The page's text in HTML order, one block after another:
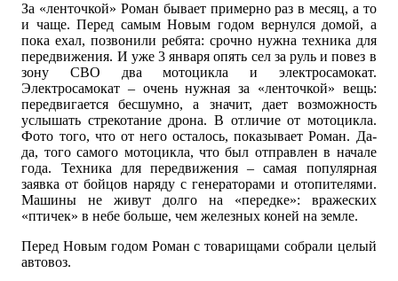
За «ленточкой» Роман бывает примерно раз в месяц, а то
и чаще. Перед самым Новым годом вернулся домой, а
пока ехал, позвонили ребята: срочно нужна техника для
передвижения. И уже 3 января опять сел за руль и повез в
зону СВО два мотоцикла и электросамокат.
Электросамокат – очень нужная за «ленточкой» вещь:
передвигается бесшумно, а значит, дает возможность
услышать стрекотание дрона. В отличие от мотоцикла.
Фото того, что от него осталось, показывает Роман. Да-
да, того самого мотоцикла, что был отправлен в начале
года. Техника для передвижения – самая популярная
заявка от бойцов наряду с генераторами и отопителями.
Машины не живут долго на «передке»: вражеских
«птичек» в небе больше, чем железных коней на земле.
Перед Новым годом Роман с товарищами собрали целый
автовоз.